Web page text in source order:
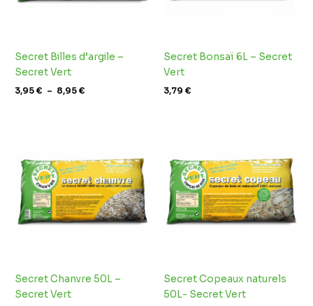
Secret Billes d’argile –
Secret Vert
3,95€ – 8,95€
Secret Bonsaï 6L – Secret
Vert
3,79 €
Secret Chanvre 50L –
Secret Vert
Secret Copeaux naturels
50L- Secret Vert